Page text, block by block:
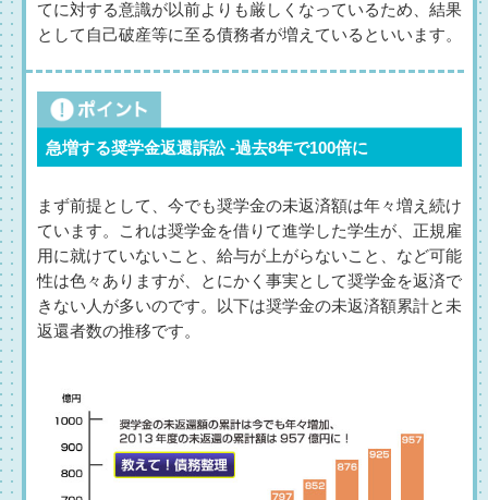
てに対する意識が以前よりも厳しくなっているため、結果
として自己破産等に至る債務者が増えているといいます。
急増する奨学金返還訴訟 -過去8年で100倍に
まず前提として、今でも奨学金の未返済額は年々増え続け
ています。これは奨学金を借りて進学した学生が、正規雇
用に就けていないこと、給与が上がらないこと、など可能
性は色々ありますが、とにかく事実として奨学金を返済で
きない人が多いのです。以下は奨学金の未返済額累計と未
返還者数の推移です。